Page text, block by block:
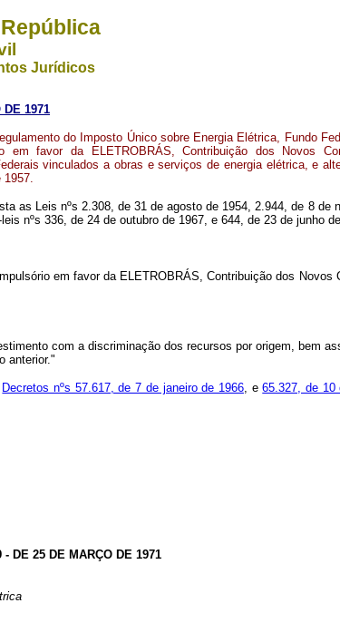
Jurídicos
DE 1971
do Imposto Único sobre Energia Elétrica, Fundo
em favor da ELETROBRÁS, Contribuição dos Novos
vinculados a obras e serviços de energia elétrica, e
1957.
as Leis nºs 2.308, de 31 de agosto de 1954, 2.944, de 8 de
nºs 336, de 24 de outubro de 1967, e 644, de 23 de junho
em favor da ELETROBRÁS, Contribuição dos Novos
com a discriminação dos recursos por origem, bem
anterior."
Decretos nºs 57.617, de 7 de janeiro de 1966, e65.327, de 10
DE 25 DE MARÇO DE 1971